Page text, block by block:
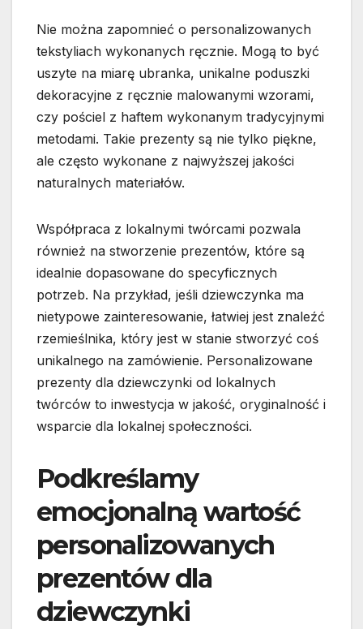
Nie można zapomnieć o personalizowanych
tekstyliach wykonanych ręcznie. Mogą to być
uszyte na miarę ubranka, unikalne poduszki
dekoracyjne z ręcznie malowanymi wzorami,
czy pościel z haftem wykonanym tradycyjnymi
metodami. Takie prezenty są nie tylko piękne,
ale często wykonane z najwyższej jakości
naturalnych materiałów.
Współpraca z lokalnymi twórcami pozwala
również na stworzenie prezentów, które są
idealnie dopasowane do specyficznych
potrzeb. Na przykład, jeśli dziewczynka ma
nietypowe zainteresowanie, łatwiej jest znaleźć
rzemieślnika, który jest w stanie stworzyć coś
unikalnego na zamówienie. Personalizowane
prezenty dla dziewczynki od lokalnych
twórców to inwestycja w jakość, oryginalność i
wsparcie dla lokalnej społeczności.
Podkreślamy
emocjonalną wartość
personalizowanych
prezentów dla
dziewczynki